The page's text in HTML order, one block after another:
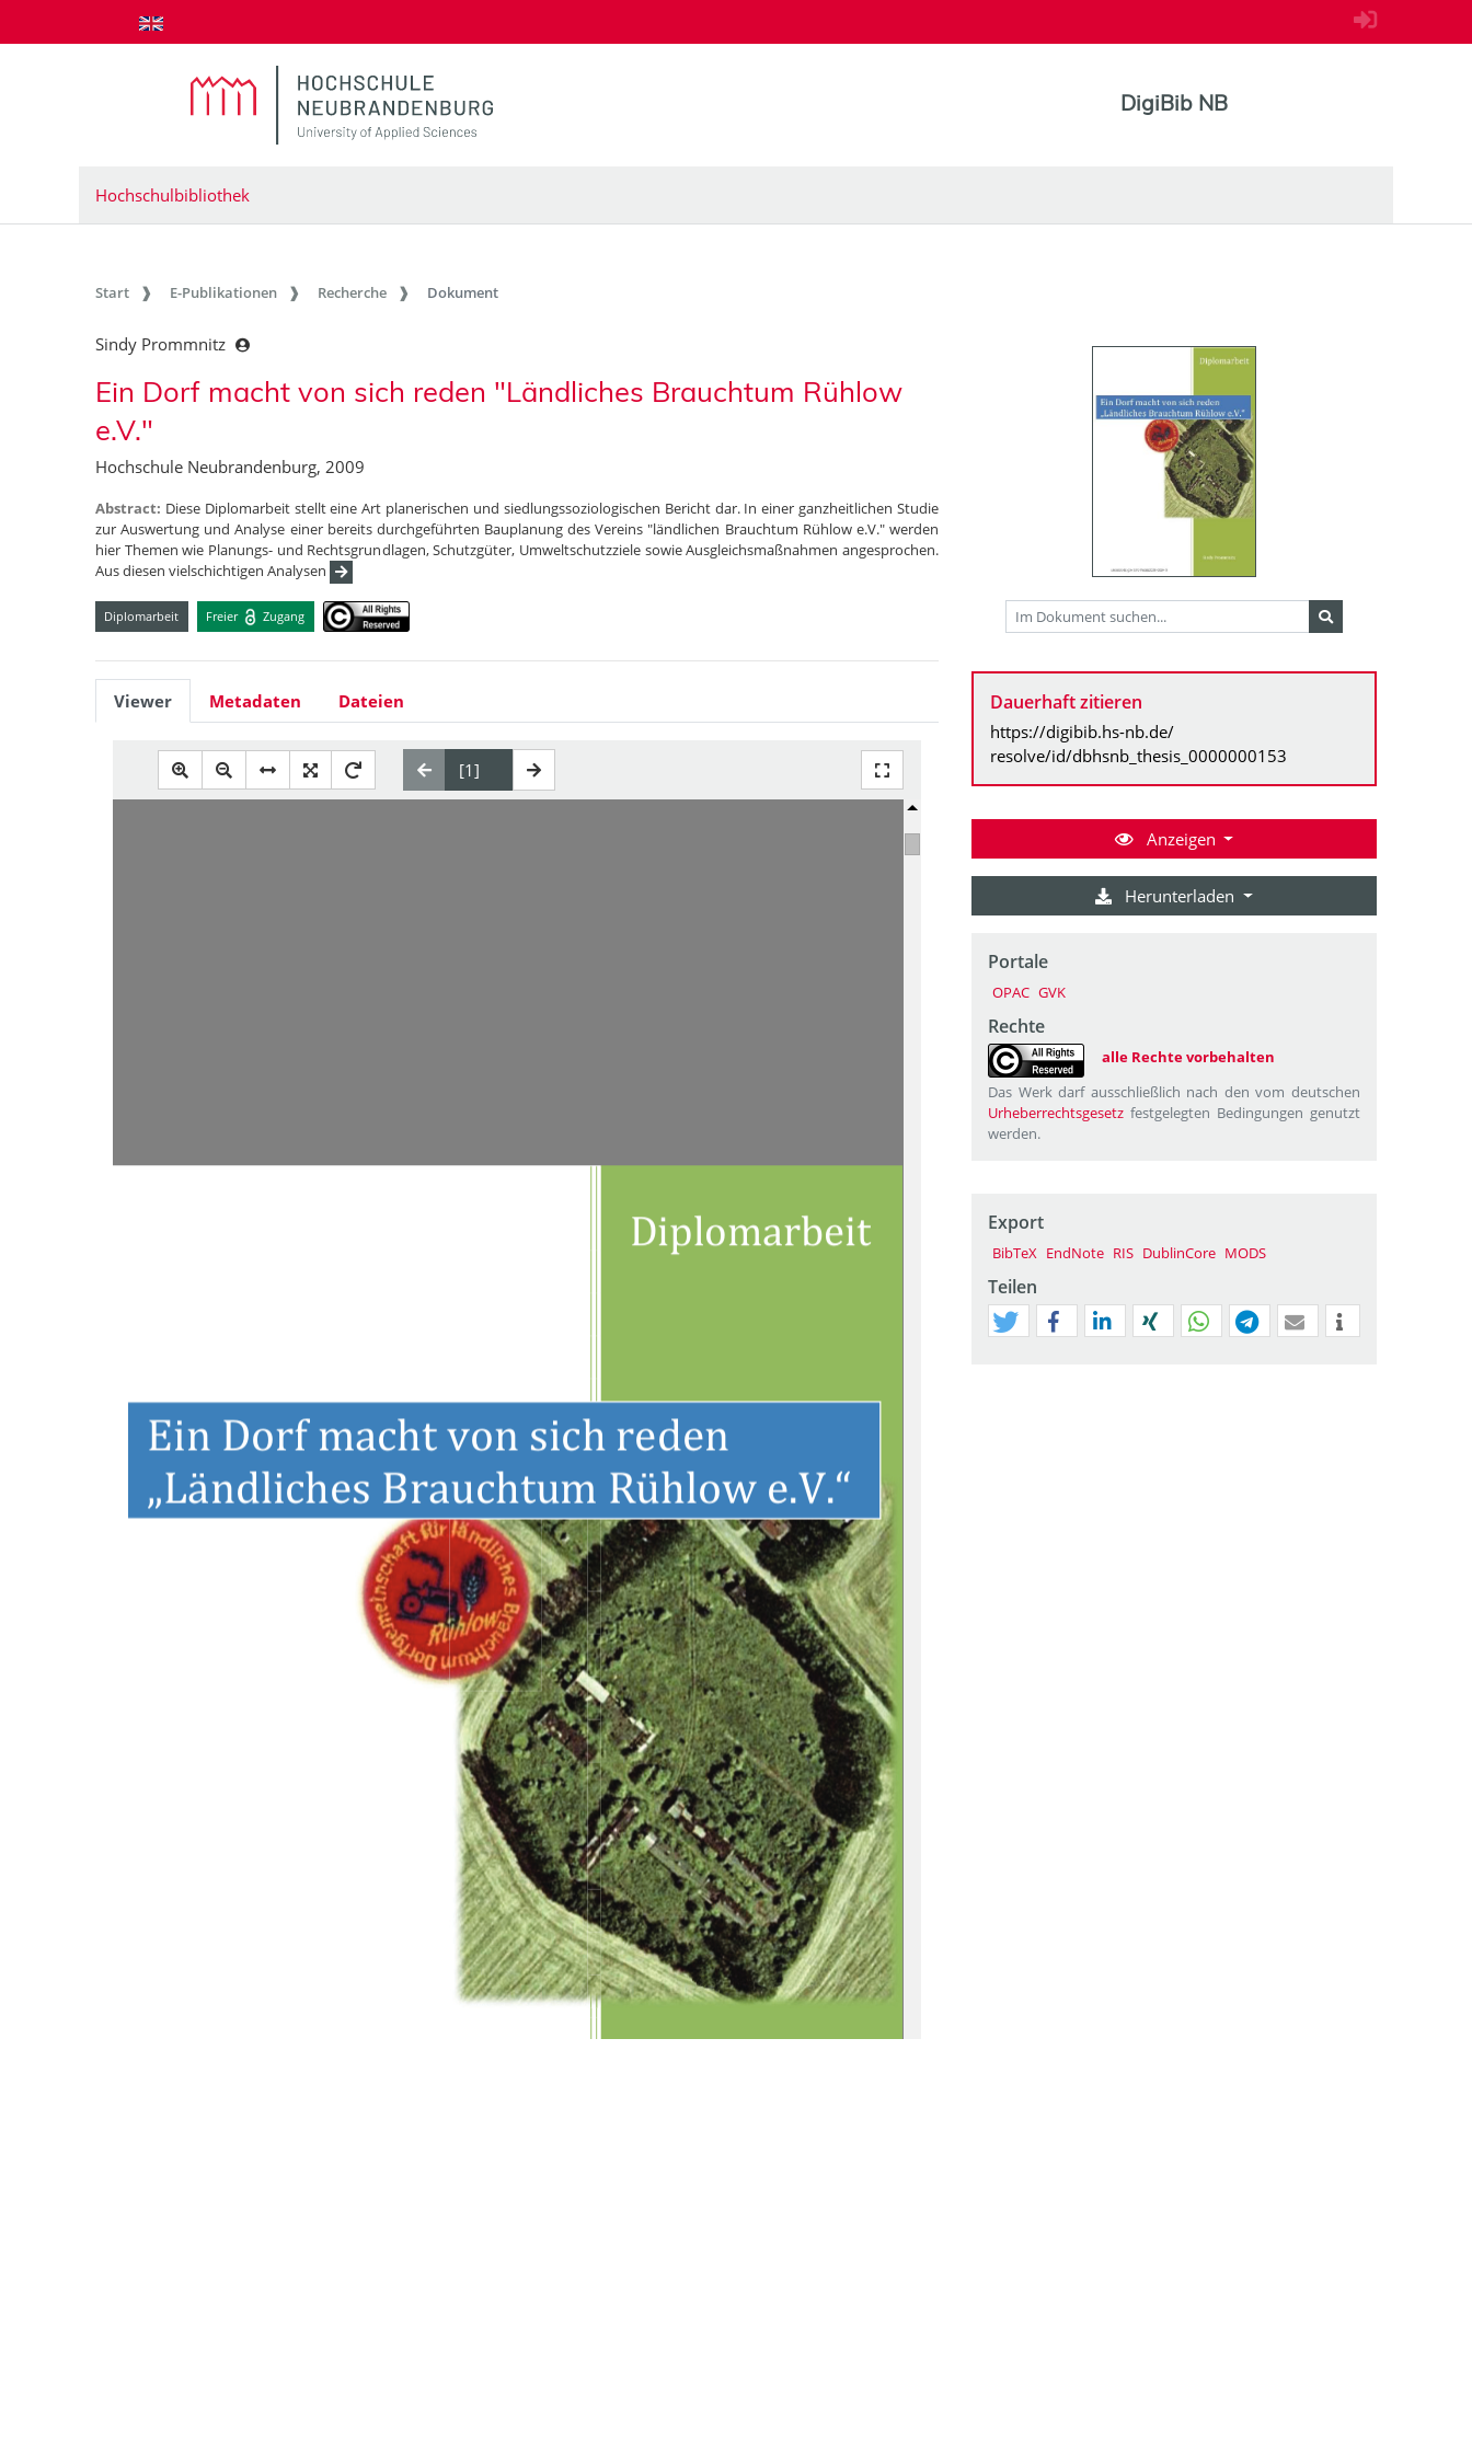
zum Inhalt springen
DigiBib NB
Hochschulbibliothek
Start E-Publikationen Recherche Dokument
Sindy Prommnitz
Ein Dorf macht von sich reden "Ländliches Brauchtum Rühlow
e.V."
Hochschule Neubrandenburg, 2009
Abstract: Diese Diplomarbeit stellt eine Art planerischen und siedlungssoziologischen Bericht dar. In einer ganzheitlichen Studie
zur Auswertung und Analyse einer bereits durchgeführten Bauplanung des Vereins "ländlichen Brauchtum Rühlow e.V." werden
hier Themen wie Planungs- und Rechtsgrundlagen, Schutzgüter, Umweltschutzziele sowie Ausgleichsmaßnahmen angesprochen.
Aus diesen vielschichtigen Analysen
Diplomarbeit Freier Zugang
Viewer Metadaten Dateien
Diplomarbeit
Ein Dorf macht von sich reden
„Ländliches Brauchtum Rühlow e.V.“
Dauerhaft zitieren
https://digibib.hs-nb.de/
resolve/id/dbhsnb_thesis_0000000153
Anzeigen
Herunterladen
Portale
OPAC GVK
Rechte
alle Rechte vorbehalten
Das Werk darf ausschließlich nach den vom deutschen
Urheberrechtsgesetz festgelegten Bedingungen genutzt
werden.
Export
BibTeX EndNote RIS DublinCore MODS
Teilen